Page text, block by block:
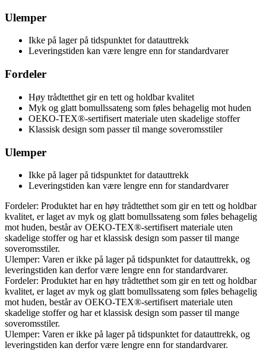
Ulemper
Ikke på lager på tidspunktet for datauttrekk
Leveringstiden kan være lengre enn for standardvarer
Fordeler
Høy trådtetthet gir en tett og holdbar kvalitet
Myk og glatt bomullssateng som føles behagelig mot huden
OEKO-TEX®-sertifisert materiale uten skadelige stoffer
Klassisk design som passer til mange soveromsstiler
Ulemper
Ikke på lager på tidspunktet for datauttrekk
Leveringstiden kan være lengre enn for standardvarer
Fordeler: Produktet har en høy trådtetthet som gir en tett og holdbar
kvalitet, er laget av myk og glatt bomullssateng som føles behagelig
mot huden, består av OEKO-TEX®-sertifisert materiale uten
skadelige stoffer og har et klassisk design som passer til mange
soveromsstiler.
Ulemper: Varen er ikke på lager på tidspunktet for datauttrekk, og
leveringstiden kan derfor være lengre enn for standardvarer.
Fordeler: Produktet har en høy trådtetthet som gir en tett og holdbar
kvalitet, er laget av myk og glatt bomullssateng som føles behagelig
mot huden, består av OEKO-TEX®-sertifisert materiale uten
skadelige stoffer og har et klassisk design som passer til mange
soveromsstiler.
Ulemper: Varen er ikke på lager på tidspunktet for datauttrekk, og
leveringstiden kan derfor være lengre enn for standardvarer.